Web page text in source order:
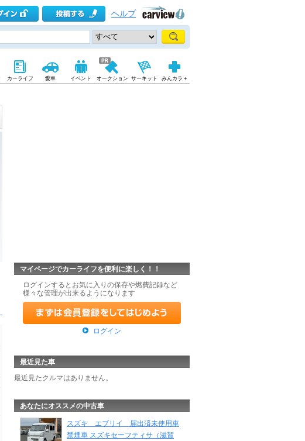
ヘルプ
カーライフ 愛車 イベント オークション サーキット みんカラ＋
マイページでカーライフを便利に楽しく！！
ログインするとお気に入りの保存や燃費記録など
様々な管理が出来るようになります
ログイン
最近見た車
最近見たクルマはありません。
あなたにオススメの中古車
スズキ エブリイ 届出済未使用車
禁煙車 スズキセーフティサ（滋賀